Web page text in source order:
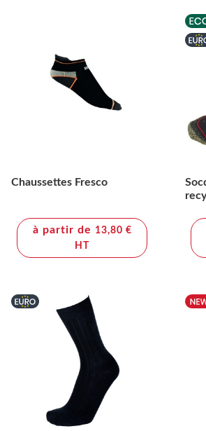
Chaussettes Fresco
à partir de 13,80 €
HT